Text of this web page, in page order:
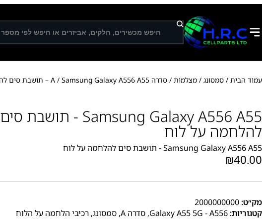
ח
י
פ
עמוד הבית / סמסונג / מצלמות / סדרה A / Samsung Galaxy A556 A55 – תושבת סים להלחמה על לוח
Samsung Galaxy A556 A55 - תושבת סים
להלחמה על לוח
Samsung Galaxy A556 A55 - תושבת סים להלחמה על לוח
₪40.00
מק״ט: 2000000000
קטגוריות: Galaxy A55 5G - A556
, סדרה A , סמסונג, רכיבי הלחמה על הלוח